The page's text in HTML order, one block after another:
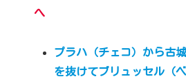
へ
プラハ（チェコ）から古
を抜けてブリュッセル（ベ